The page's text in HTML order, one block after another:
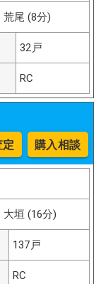
尾 (8分)
32戸
RC
購入相談
垣 (16分)
137戸
RC